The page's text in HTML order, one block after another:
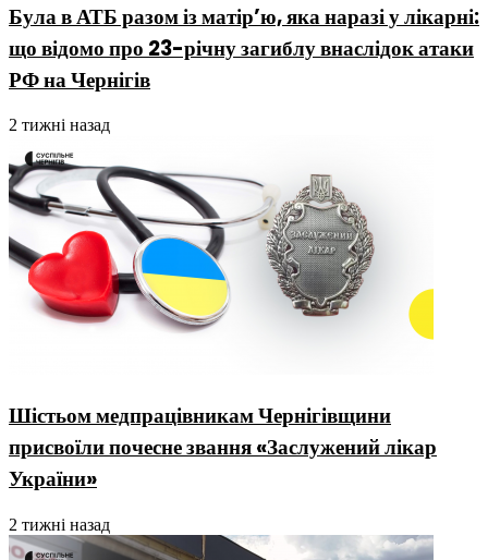
Була в АТБ разом із матір’ю, яка наразі у лікарні:
що відомо про 23-річну загиблу внаслідок атаки
РФ на Чернігів
2 тижні назад
Шістьом медпрацівникам Чернігівщини
присвоїли почесне звання «Заслужений лікар
України»
2 тижні назад